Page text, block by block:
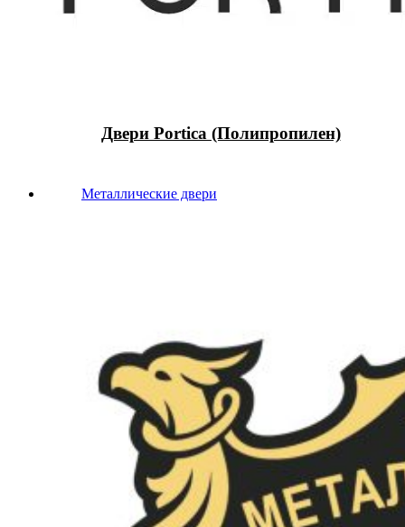
Двери Portica (Полипропилен)
Металлические двери